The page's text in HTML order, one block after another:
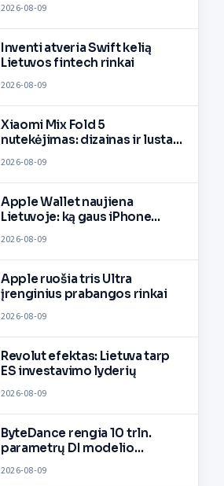
2026-08-09
Inventi atveria Swift kelią
Lietuvos fintech rinkai
2026-08-09
Xiaomi Mix Fold 5
nutekėjimas: dizainas ir lustas
2026-08-09
Apple Wallet naujiena
Lietuvoje: ką gaus iPhone
2026-08-09
Apple ruošia tris Ultra
įrenginius prabangos rinkai
2026-08-09
Revolut efektas: Lietuva tarp
ES investavimo lyderių
2026-08-09
ByteDance rengia 10 trln.
parametrų DI modelio
2026-08-09